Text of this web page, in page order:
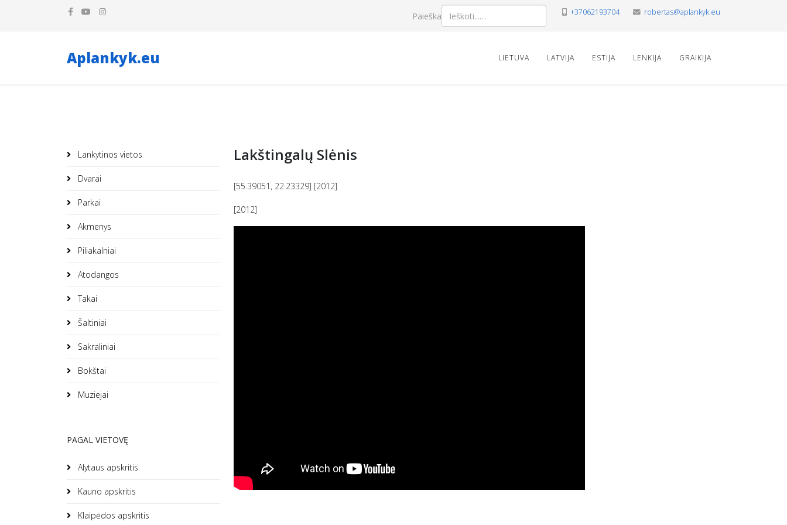
Paieška +37062193704 robertas@aplankyk.eu
Aplankyk.eu LIETUVA LATVIJA ESTIJA LENKIJA GRAIKIJA
Lankytinos vietos
Dvarai
Parkai
Akmenys
Piliakalniai
Atodangos
Takai
Šaltiniai
Sakraliniai
Bokštai
Muziejai
PAGAL VIETOVĘ
Alytaus apskritis
Kauno apskritis
Klaipėdos apskritis
Lakštingalų Slėnis
[55.39051, 22.23329] [2012]
[2012]